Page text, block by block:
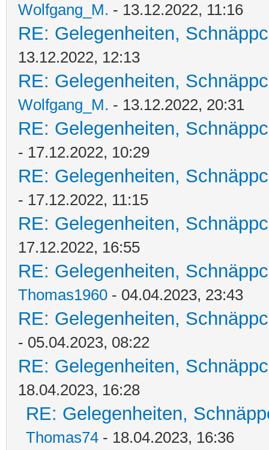
Wolfgang_M. - 13.12.2022, 11:16
RE: Gelegenheiten,
13.12.2022, 12:13
RE: Gelegenheiten,
Wolfgang_M. - 13.12.2022, 20:31
RE: Gelegenheiten,
- 17.12.2022, 10:29
RE: Gelegenheiten,
- 17.12.2022, 11:15
RE: Gelegenheiten,
17.12.2022, 16:55
RE: Gelegenheiten,
Thomas1960 - 04.04.2023, 23:43
RE: Gelegenheiten,
- 05.04.2023, 08:22
RE: Gelegenheiten,
18.04.2023, 16:28
RE: Gelegenheiten,
Thomas74 - 18.04.2023, 16:36